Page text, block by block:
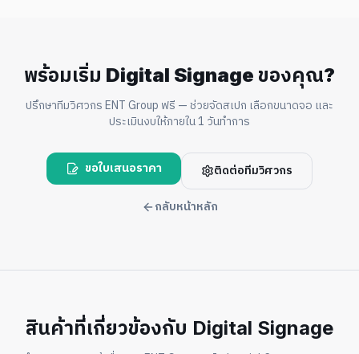
พร้อมเริ่ม Digital Signage ของคุณ?
ปรึกษาทีมวิศวกร ENT Group ฟรี — ช่วยจัดสเปก เลือกขนาดจอ และ
ประเมินงบให้ภายใน 1 วันทำการ
ขอใบเสนอราคา
ติดต่อทีมวิศวกร
กลับหน้าหลัก
สินค้าที่เกี่ยวข้องกับ Digital Signage